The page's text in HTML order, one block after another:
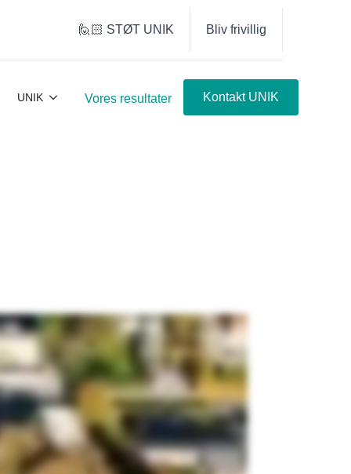
🙋🏻 STØT UNIK Bliv frivillig
UNIK Vores resultater Kontakt UNIK